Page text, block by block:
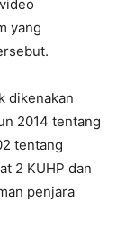
yang
dikenakan
2014 tentang
tentang
2 KUHP dan
penjara